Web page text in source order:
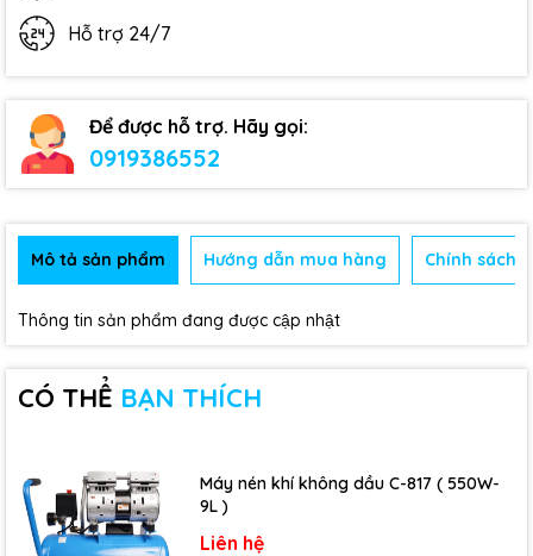
Hỗ trợ 24/7
Để được hỗ trợ. Hãy gọi:
0919386552
Mô tả sản phẩm Hướng dẫn mua hàng Chính sách
Thông tin sản phẩm đang được cập nhật
CÓ THỂ BẠN THÍCH
Máy nén khí không dầu C-817 ( 550W-
9L )
Liên hệ